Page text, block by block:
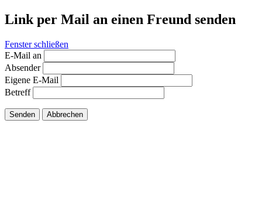
Link per Mail an einen Freund senden
Fenster schließen
E-Mail an
Absender
Eigene E-Mail
Betreff
Senden Abbrechen